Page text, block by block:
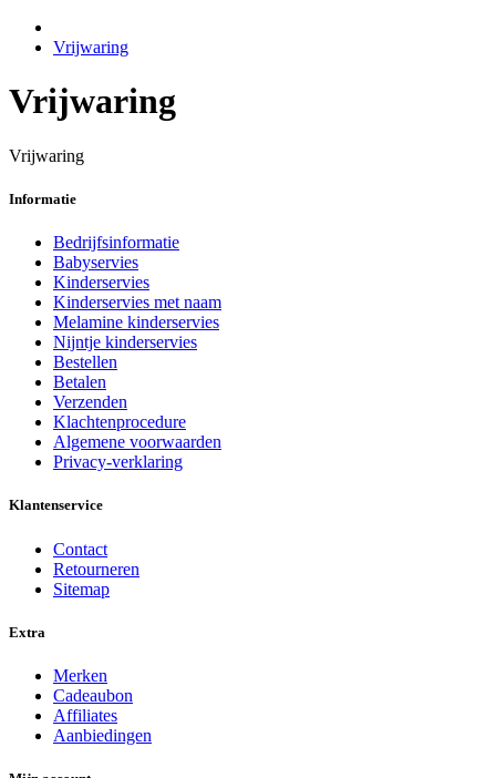
Vrijwaring
Vrijwaring
Vrijwaring
Informatie
Bedrijfsinformatie
Babyservies
Kinderservies
Kinderservies met naam
Melamine kinderservies
Nijntje kinderservies
Bestellen
Betalen
Verzenden
Klachtenprocedure
Algemene voorwaarden
Privacy-verklaring
Klantenservice
Contact
Retourneren
Sitemap
Extra
Merken
Cadeaubon
Affiliates
Aanbiedingen